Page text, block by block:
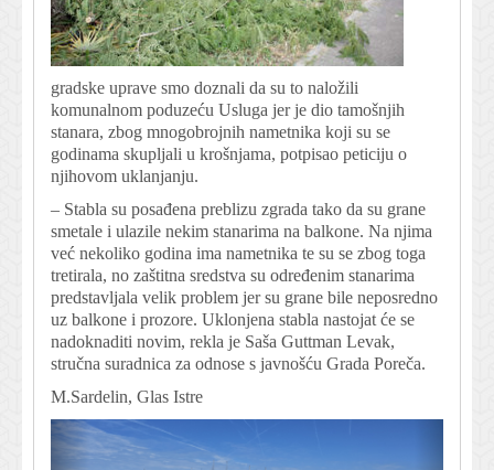
gradske uprave smo doznali da su to naložili
komunalnom poduzeću Usluga jer je dio tamošnjih
stanara, zbog mnogobrojnih nametnika koji su se
godinama skupljali u krošnjama, potpisao peticiju o
njihovom uklanjanju.
– Stabla su posađena preblizu zgrada tako da su grane
smetale i ulazile nekim stanarima na balkone. Na njima
već nekoliko godina ima nametnika te su se zbog toga
tretirala, no zaštitna sredstva su određenim stanarima
predstavljala velik problem jer su grane bile neposredno
uz balkone i prozore. Uklonjena stabla nastojat će se
nadoknaditi novim, rekla je Saša Guttman Levak,
stručna suradnica za odnose s javnošću Grada Poreča.
M.Sardelin, Glas Istre